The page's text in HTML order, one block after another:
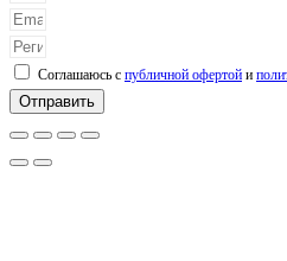
Соглашаюсь спубличной офертойи
Отправить